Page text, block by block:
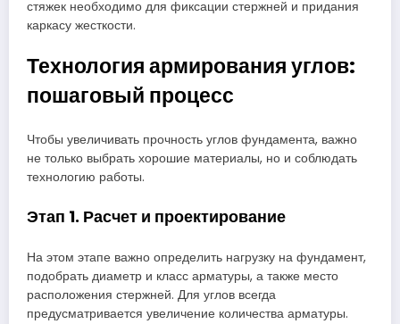
стяжек необходимо для фиксации стержней и придания
каркасу жесткости.
Технология армирования углов:
пошаговый процесс
Чтобы увеличивать прочность углов фундамента, важно
не только выбрать хорошие материалы, но и соблюдать
технологию работы.
Этап 1. Расчет и проектирование
На этом этапе важно определить нагрузку на фундамент,
подобрать диаметр и класс арматуры, а также место
расположения стержней. Для углов всегда
предусматривается увеличение количества арматуры.